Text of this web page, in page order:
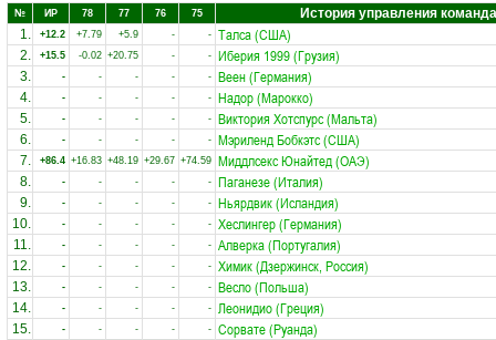
№ ИР 78 77 76 75
История управления
1.
+12.2 +7.79 +5.9 - - Талса (США)
2. +15.5 -0.02 +20.75 - - Иберия 1999 (Грузия)
3. - - - - - Веен (Германия)
4. - - - - - Надор (Марокко)
5. - - - - - Виктория Хотспурс (Мальта)
6. - - - - - Мэриленд Бобкэтс (США)
7. +86.4 +16.83 +48.19 +29.67 +74.59 Миддлсекс Юнайтед (ОАЭ)
8. - - - - - Паганезе (Италия)
9. - - - - - Ньярдвик (Исландия)
10. - - - - - Хеслингер (Германия)
11. - - - - - Алверка (Португалия)
12. - - - - - Химик (Дзержинск, Россия)
13. - - - - - Весло (Польша)
14. - - - - - Леонидио (Греция)
15. - - - - - Сорвате (Руанда)